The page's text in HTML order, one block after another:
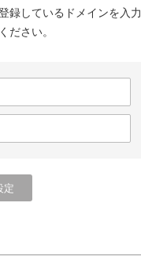
録しているドメインを入力
ださい。